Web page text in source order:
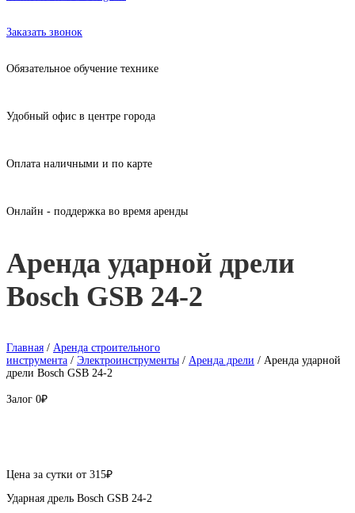
Заказать звонок
Обязательное обучение технике
Удобный офис в центре города
Оплата наличными и по карте
Онлайн - поддержка во время аренды
Аренда ударной дрели
Bosch GSB 24-2
Главная / Аренда строительного
инструмента / Электроинструменты / Аренда дрели / Аренда ударной
дрели Bosch GSB 24-2
Залог 0₽
Цена за сутки от 315₽
Ударная дрель Bosch GSB 24-2